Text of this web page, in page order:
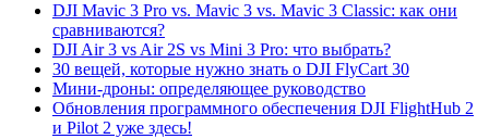
DJI Mavic 3 Pro vs. Mavic 3 vs. Mavic 3 Classic: как они
сравниваются?
DJI Air 3 vs Air 2S vs Mini 3 Pro: что выбрать?
30 вещей, которые нужно знать о DJI FlyCart 30
Мини-дроны: определяющее руководство
Обновления программного обеспечения DJI FlightHub 2
и Pilot 2 уже здесь!